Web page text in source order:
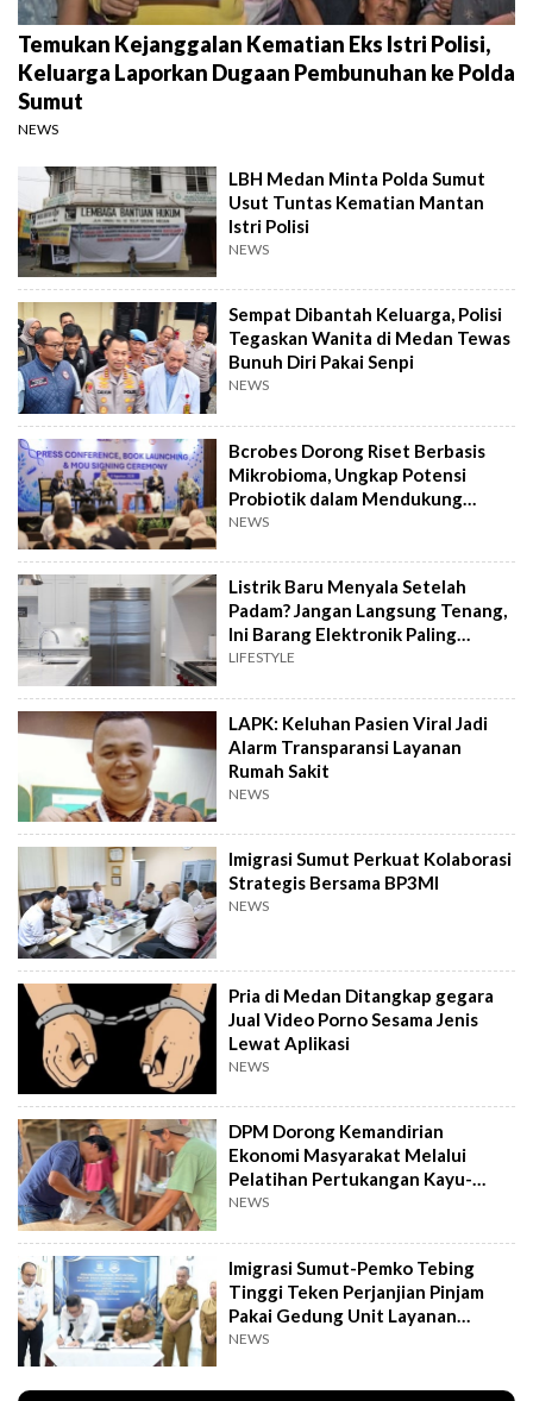
Temukan Kejanggalan Kematian Eks Istri Polisi,
Keluarga Laporkan Dugaan Pembunuhan ke Polda
Sumut
NEWS
LBH Medan Minta Polda Sumut
Usut Tuntas Kematian Mantan
Istri Polisi
NEWS
Sempat Dibantah Keluarga, Polisi
Tegaskan Wanita di Medan Tewas
Bunuh Diri Pakai Senpi
NEWS
Bcrobes Dorong Riset Berbasis
Mikrobioma, Ungkap Potensi
Probiotik dalam Mendukung
Terapi Jerawat
NEWS
Listrik Baru Menyala Setelah
Padam? Jangan Langsung Tenang,
Ini Barang Elektronik Paling
Rawan Rusak
LIFESTYLE
LAPK: Keluhan Pasien Viral Jadi
Alarm Transparansi Layanan
Rumah Sakit
NEWS
Imigrasi Sumut Perkuat Kolaborasi
Strategis Bersama BP3MI
NEWS
Pria di Medan Ditangkap gegara
Jual Video Porno Sesama Jenis
Lewat Aplikasi
NEWS
DPM Dorong Kemandirian
Ekonomi Masyarakat Melalui
Pelatihan Pertukangan Kayu-
Pelatihan UMKM
NEWS
Imigrasi Sumut-Pemko Tebing
Tinggi Teken Perjanjian Pinjam
Pakai Gedung Unit Layanan
Paspor
NEWS